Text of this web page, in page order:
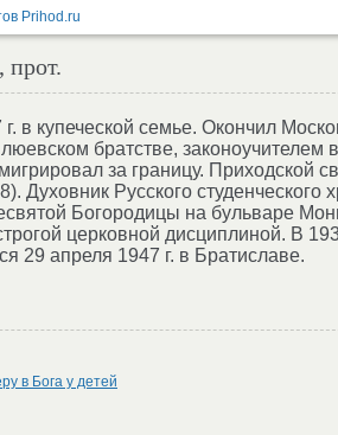
прот.
в купеческой семье. Окончил
братстве, законоучителем
за границу. Приходской
Духовник Русского
Богородицы на бульваре
церковной дисциплиной. В
29 апреля 1947 г. в Братиславе.
в Бога у детей